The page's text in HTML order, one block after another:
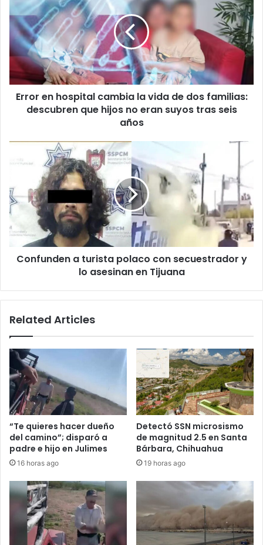
hospital
cambia
vida
de
dos
familias:
descubren
eran
suyos
años
Error en hospital cambia la vida de dos familias:
descubren que hijos no eran suyos tras seis
años
con
secuestrador
lo
asesinan
enConfunden a turista polaco con secuestrador y
lo asesinan en Tijuana
Related Articles
“Te quieres hacer dueño
del camino”; disparó a
padre e hijo en Julimes
16 horas ago
Detectó SSN microsismo
de magnitud 2.5 en Santa
Bárbara, Chihuahua
19 horas ago